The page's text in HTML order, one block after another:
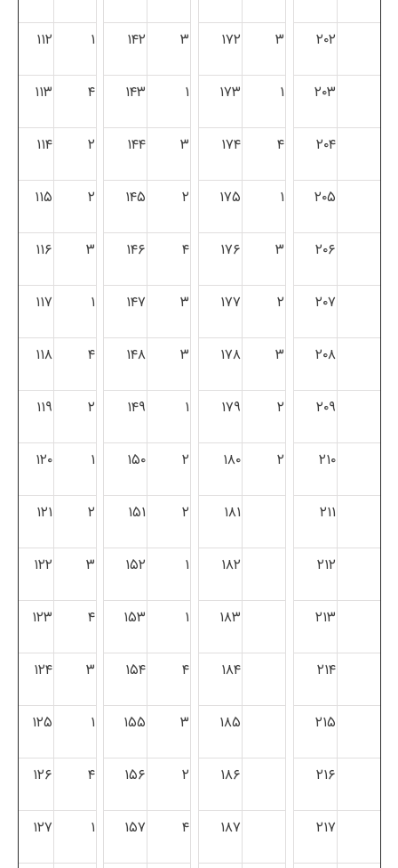
۲۰۲ ۳ ۱۷۲ ۳ ۱۴۲ ۱ ۱۱۲
۲۰۳ ۱ ۱۷۳ ۱ ۱۴۳ ۴ ۱۱۳
۲۰۴ ۴ ۱۷۴ ۳ ۱۴۴ ۲ ۱۱۴
۲۰۵ ۱ ۱۷۵ ۲ ۱۴۵ ۲ ۱۱۵
۲۰۶ ۳ ۱۷۶ ۴ ۱۴۶ ۳ ۱۱۶
۲۰۷ ۲ ۱۷۷ ۳ ۱۴۷ ۱ ۱۱۷
۲۰۸ ۳ ۱۷۸ ۳ ۱۴۸ ۴ ۱۱۸
۲۰۹ ۲ ۱۷۹ ۱ ۱۴۹ ۲ ۱۱۹
۲۱۰ ۲ ۱۸۰ ۲ ۱۵۰ ۱ ۱۲۰
۲۱۱ ۱۸۱ ۲ ۱۵۱ ۲ ۱۲۱
۲۱۲ ۱۸۲ ۱ ۱۵۲ ۳ ۱۲۲
۲۱۳ ۱۸۳ ۱ ۱۵۳ ۴ ۱۲۳
۲۱۴ ۱۸۴ ۴ ۱۵۴ ۳ ۱۲۴
۲۱۵ ۱۸۵ ۳ ۱۵۵ ۱ ۱۲۵
۲۱۶ ۱۸۶ ۲ ۱۵۶ ۴ ۱۲۶
۲۱۷ ۱۸۷ ۴ ۱۵۷ ۱ ۱۲۷